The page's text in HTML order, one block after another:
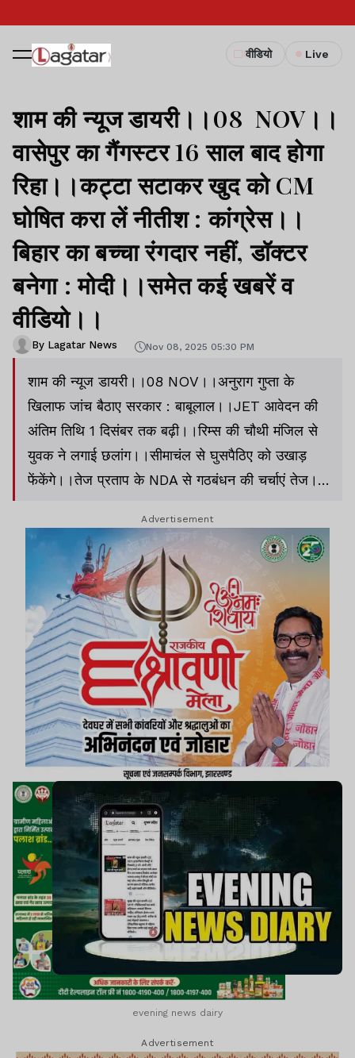
वीडियो Live
शाम की न्यूज डायरी।।08 NOV।।
वासेपुर का गैंगस्टर 16 साल बाद होगा
रिहा।।कट्टा सटाकर खुद को CM
घोषित करा लें नीतीश : कांग्रेस।।
बिहार का बच्चा रंगदार नहीं, डॉक्टर
बनेगा : मोदी।।समेत कई खबरें व
वीडियो।।
By Lagatar News Nov 08, 2025 05:30 PM
शाम की न्यूज डायरी।।08 NOV।।अनुराग गुप्ता के
खिलाफ जांच बैठाए सरकार : बाबूलाल।।JET आवेदन की
अंतिम तिथि 1 दिसंबर तक बढ़ी।।रिम्स की चौथी मंजिल से
युवक ने लगाई छलांग।।सीमाचंल से घुसपैठिए को उखाड़
फेंकेंगे।।तेज प्रताप के NDA से गठबंधन की चर्चाएं तेज।।
BB 19 : ग्रैंड फिनाले की डेट रिवील।।समेत अन्य खबरें व
वीडियो।।
Advertisement
evening news dairy
Advertisement